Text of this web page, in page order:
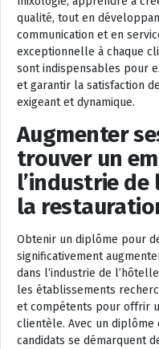
qualité, tout en
communication et en
exceptionnelle à chaque
sont indispensables pour
et garantir la satisfaction
exigeant et dynamique.
Augmenter
trouver un
l’industrie de
la
Obtenir un diplôme pour
significativement
dans l’industrie de
les établissements
et compétents pour offrir
clientèle. Avec un diplôme
candidats se démarquent